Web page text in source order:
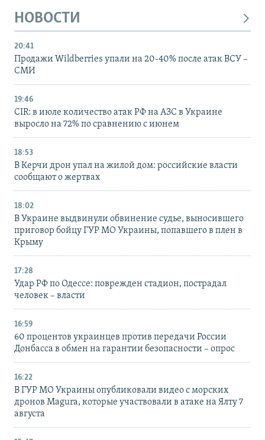
НОВОСТИ
20:41
Продажи Wildberries упали на 20-40% после атак ВСУ –
СМИ
19:46
CIR: в июле количество атак РФ на АЗС в Украине
выросло на 72% по сравнению с июнем
18:53
В Керчи дрон упал на жилой дом: российские власти
сообщают о жертвах
18:02
В Украине выдвинули обвинение судье, выносившего
приговор бойцу ГУР МО Украины, попавшего в плен в
Крыму
17:28
Удар РФ по Одессе: поврежден стадион, пострадал
человек – власти
16:59
60 процентов украинцев против передачи России
Донбасса в обмен на гарантии безопасности – опрос
16:22
В ГУР МО Украины опубликовали видео с морских
дронов Magura, которые участвовали в атаке на Ялту 7
августа